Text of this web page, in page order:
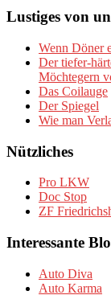
Lustiges von
Wenn Döner
Der tiefer-
Möchtegern
Das Coilauge
Der Spiegel
Wie man
Nützliches
Pro LKW
Doc Stop
ZF
Interessante
Auto Diva
Auto Karma